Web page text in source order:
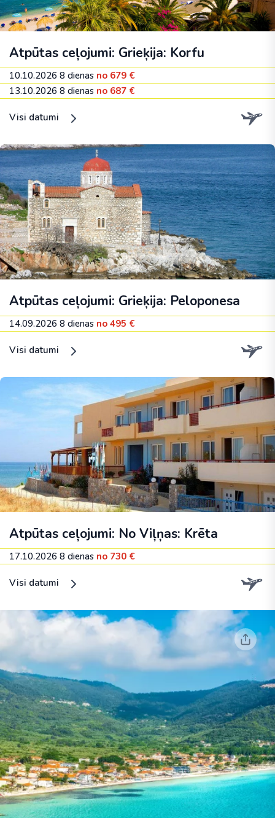
Atpūtas ceļojumi: Grieķija: Korfu
10.10.2026 8 dienas no 679 €
13.10.2026 8 dienas no 687 €
Visi datumi
Atpūtas ceļojumi: Grieķija: Peloponesa
14.09.2026 8 dienas no 495 €
Visi datumi
Atpūtas ceļojumi: No Viļņas: Krēta
17.10.2026 8 dienas no 730 €
Visi datumi